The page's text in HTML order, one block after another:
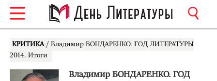
КРИТИКА / Владимир БОНДАРЕНКО. ГОД ЛИТЕРАТУРЫ
2014. Итоги
Владимир БОНДАРЕНКО. ГОД